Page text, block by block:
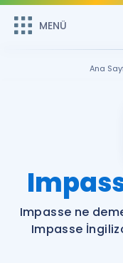
MENÜ
Remzi Hoca ile seni
MENÜ
Katılımcı
Faydalı Araçlar
Ana
Impasse ne
Impasse